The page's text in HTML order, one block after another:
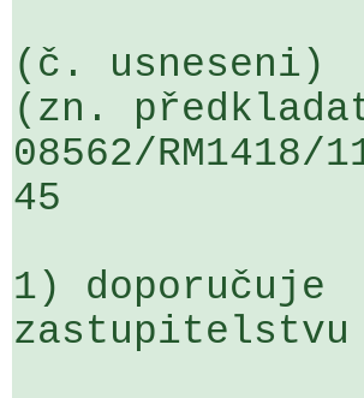
(č. usneseni)
(zn.
08562/
45
1) doporučuje
zastupitelstvu